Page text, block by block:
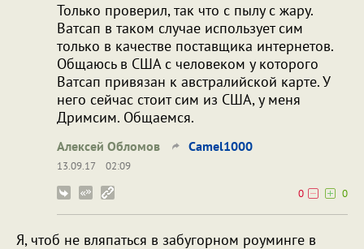
Только проверил, так что с пылу с жару.
Ватсап в таком случае использует сим
только в качестве поставщика интернетов.
Общаюсь в США с человеком у которого
Ватсап привязан к австралийской карте. У
него сейчас стоит сим из США, у меня
Дримсим. Общаемся.
Алексей Обломов Camel1000
13.09.17
02:09
0
0
Я, чтоб не вляпаться в забугорном роуминге в